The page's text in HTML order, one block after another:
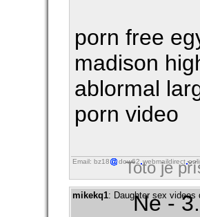
porn free
madison
ablormal
porn video
Email: bz18 dow62 webmaildirect
Toto je
mikekq1: Daughter sex videos
Ne -